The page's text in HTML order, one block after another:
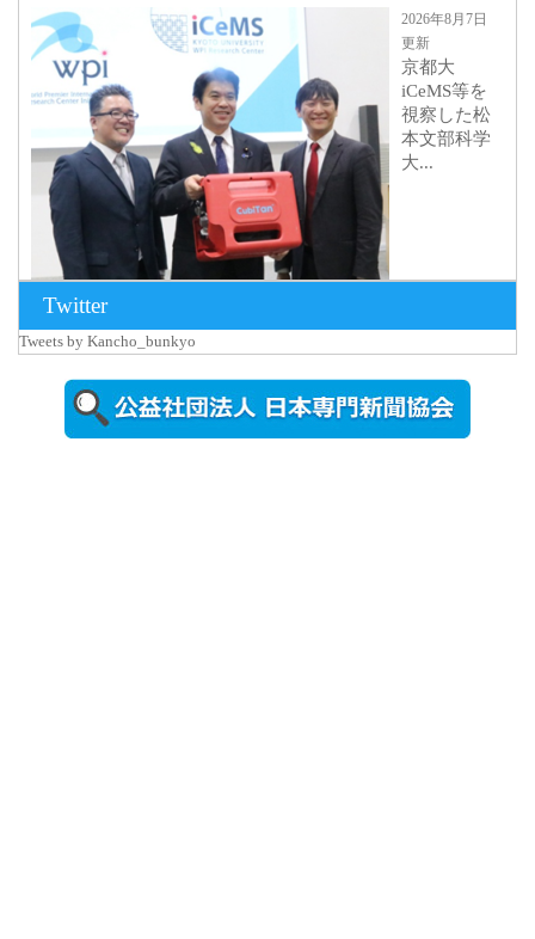
2026年8月7日
更新
京都大
iCeMS等を
視察した松
本文部科学
大...
2026年8月5日
更新
農工大で大
Twitter
Tweets by Kancho_bunkyo